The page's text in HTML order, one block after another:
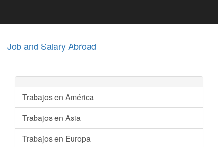
Job and Salary Abroad
Trabajos en América
Trabajos en Asia
Trabajos en Europa